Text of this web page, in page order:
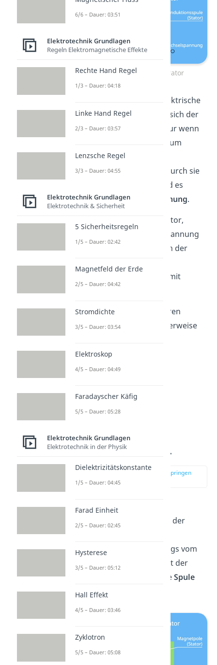
Aufbau Innenpolgenerator
elektrische
Spannung entsteht, muss sich der
Magnet bewegen
. Denn nur wenn
sich der Leiter senkrecht zum
Magnetfeld bewegt, kann
dieLorentzkraft
wirken. Durch sie
wird die Spule geladen und es
entstehtelektrische Spannung.
Dreht sich nun also der Rotor,
wandert die elektrische Spannung
abwechselnd zu den Seiten der
Wechselspannung
und somit
Wechselstrom.
Schon gewusst?
Aus unseren
Steckdosen kommt üblicherweise
Außenpolgenerator
zur Stelle im Video springen
(01:55)
DerAußenpolgenerator
nutzt ebenfalls das Prinzip der
unterscheidet sich allerdings vom
Innenpolgenerator. Hier ist der
und dieSpule
der Rotor
6/6 – Dauer: 03:51
Elektrotechnik Grundlagen
Regeln Elektromagnetische Effekte
Rechte Hand Regel
1/3 – Dauer: 04:18
Linke Hand Regel
2/3 – Dauer: 03:57
Lenzsche Regel
3/3 – Dauer: 04:55
Elektrotechnik Grundlagen
Elektrotechnik & Sicherheit
5 Sicherheitsregeln
1/5 – Dauer: 02:42
Magnetfeld der Erde
2/5 – Dauer: 04:42
Stromdichte
3/5 – Dauer: 03:54
Elektroskop
4/5 – Dauer: 04:49
Faradayscher Käfig
5/5 – Dauer: 05:28
Elektrotechnik Grundlagen
Elektrotechnik in der Physik
Dielektrizitätskonstante
1/5 – Dauer: 04:45
Farad Einheit
2/5 – Dauer: 02:45
Hysterese
3/5 – Dauer: 05:12
Hall Effekt
4/5 – Dauer: 03:46
Zyklotron
5/5 – Dauer: 05:08